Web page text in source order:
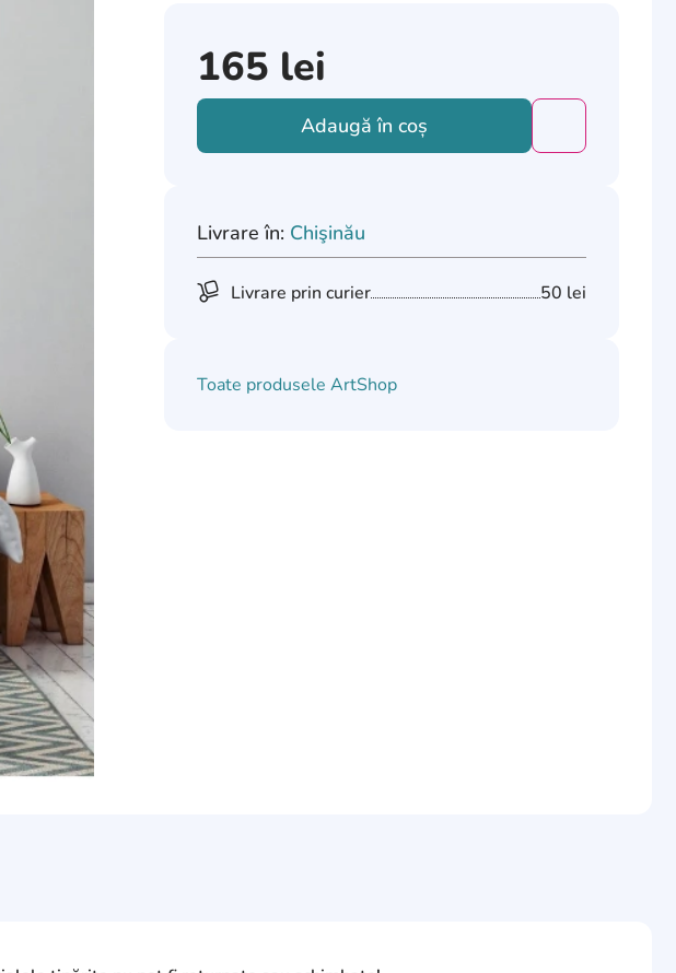
165 lei
Adaugă în coș
Livrare în: Chişinău
Livrare prin curier 50 lei
Toate produsele ArtShop